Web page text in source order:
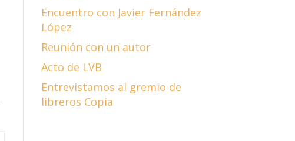
Encuentro con Javier Fernández
López
Reunión con un autor
Acto de LVB
Entrevistamos al gremio de
libreros Copia